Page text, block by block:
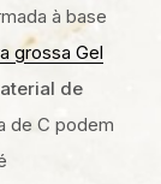
à base
grossa Gel
de
de C podem